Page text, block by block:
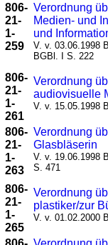
806-
21-
1-
259
Verordnung
Medien- und
und
V. v. 03.06.1998
BGBl. I S. 222
806-
21-
1-
261
Verordnung
audiovisuelle
V. v. 15.05.1998
806-
21-
1-
263
Verordnung
Glasbläserin
V. v. 19.06.1998
S. 471
806-
21-
1-
265
Verordnung
plastiker/zur
V. v. 01.02.2000